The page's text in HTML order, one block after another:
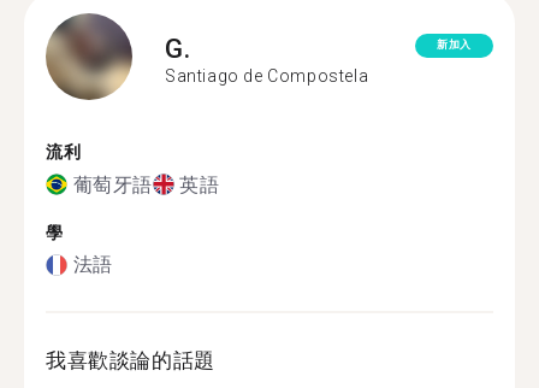
G.
Santiago de Compostela
新加入
流利
葡萄牙語 英語
學
法語
我喜歡談論的話題